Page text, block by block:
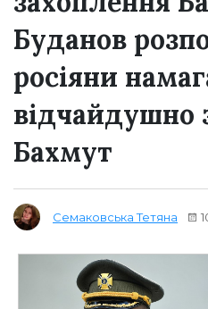
Буданов
росіяни
відчайдушно
Бахмут
Семаковська Тетяна